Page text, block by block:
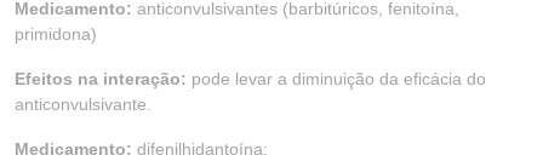
Medicamento: anticonvulsivantes (barbitúricos, fenitoína,
primidona)
Efeitos na interação: pode levar a diminuição da eficácia do
anticonvulsivante.
Medicamento: difenilhidantoína: